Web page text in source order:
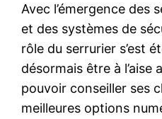
Avec l’émergence des
et des systèmes de
rôle du serrurier s’est
désormais être à
pouvoir conseiller ses
meilleures options